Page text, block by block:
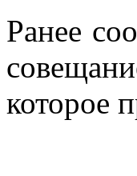
Ранее
которое